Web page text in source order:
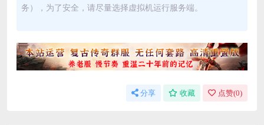
务），为了安全，请尽量选择虚拟机运行服务端。
分享 收藏 点赞(0)